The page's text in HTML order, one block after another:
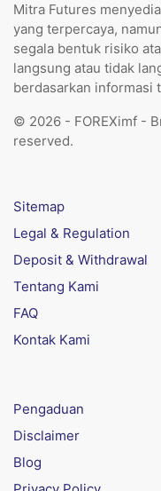
Mitra Futures
yang terpercaya,
segala bentuk risiko
langsung atau tidak
berdasarkan informasi
© 2026 - FOREXimf -
reserved.
Sitemap
Legal & Regulation
Deposit & Withdrawal
Tentang Kami
FAQ
Kontak Kami
Pengaduan
Disclaimer
Blog